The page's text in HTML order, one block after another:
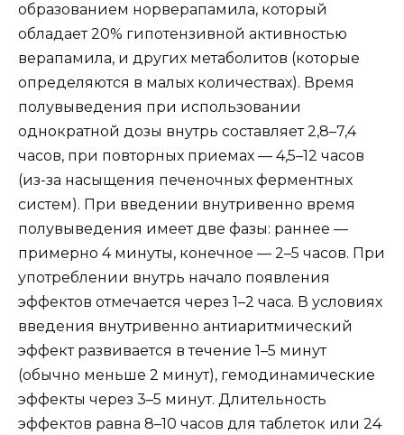
образованием норверапамила, который
обладает 20% гипотензивной активностью
верапамила, и других метаболитов (которые
определяются в малых количествах). Время
полувыведения при использовании
однократной дозы внутрь составляет 2,8–7,4
часов, при повторных приемах — 4,5–12 часов
(из-за насыщения печеночных ферментных
систем). При введении внутривенно время
полувыведения имеет две фазы: раннее —
примерно 4 минуты, конечное — 2–5 часов. При
употреблении внутрь начало появления
эффектов отмечается через 1–2 часа. В условиях
введения внутривенно антиаритмический
эффект развивается в течение 1–5 минут
(обычно меньше 2 минут), гемодинамические
эффекты через 3–5 минут. Длительность
эффектов равна 8–10 часов для таблеток или 24